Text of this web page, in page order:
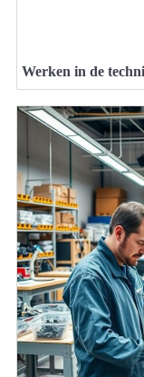
Werken in de